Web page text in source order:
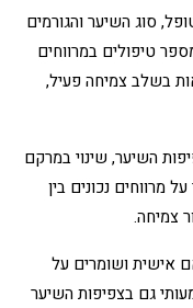
סוג השיער והגורמים
טיפולים במרווחים
בשלב צמיחה פעיל,
השיער, שינוי במרקם
נכונים בין
צמיחה.
אישית ושומרים על
גם בצפיפות השיער